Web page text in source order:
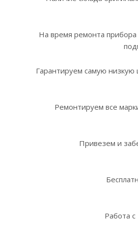
На время ремонта прибора
Гарантируем самую низкую
Ремонтируем все
Привезем и
Работа